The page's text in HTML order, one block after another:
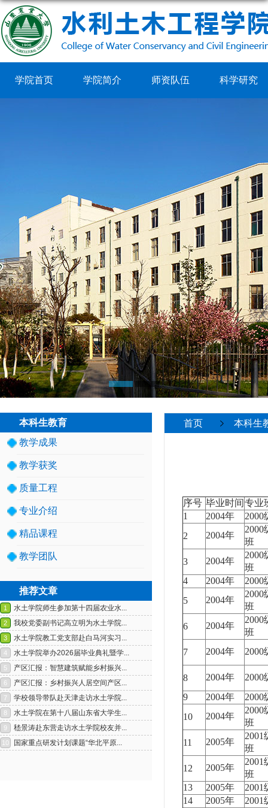
学院首页 学院简介 师资队伍 科学研究
1
本科生教育
教学成果
教学获奖
质量工程
专业介绍
精品课程
教学团队
推荐文章
首页 本科生
序号 毕业时间专业
1
2004年
2000
2
2004年
2000
班
3
2004年
2000
班
4
2004年
2000
5
2004年
2000
班
6
2004年
2000
班
7
2004年 2000
8 2004年
2000
9
2004年
2000
10
2004年
2000
班
11
2005年
2001
班
12
2005年
2001
班
13
2005年
2001
14
2005年
2001